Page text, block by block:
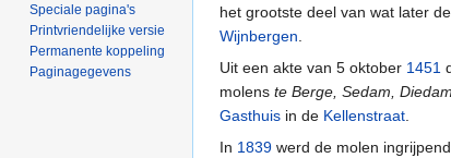
het grootste deel van wat later de
Wijnbergen.
Uit een akte van 5 oktober 1451
molens te Berge, Sedam,
Gasthuis in de Kellenstraat.
In 1839 werd de molen
Speciale pagina's
Printvriendelijke versie
Permanente koppeling
Paginagegevens